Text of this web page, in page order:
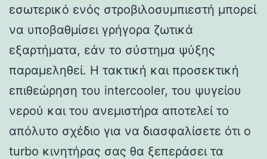
εσωτερικό ενός στροβιλοσυμπιεστή μπορεί
να υποβαθμίσει γρήγορα ζωτικά
εξαρτήματα, εάν το σύστημα ψύξης
παραμεληθεί. Η τακτική και προσεκτική
επιθεώρηση του intercooler, του ψυγείου
νερού και του ανεμιστήρα αποτελεί το
απόλυτο σχέδιο για να διασφαλίσετε ότι ο
turbo κινητήρας σας θα ξεπεράσει τα